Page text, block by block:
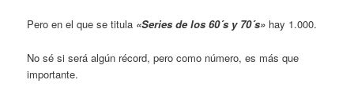
Pero en el que se titula «Series de los 60´s y 70´s» hay 1.000.
No sé si será algún récord, pero como número, es más que
importante.